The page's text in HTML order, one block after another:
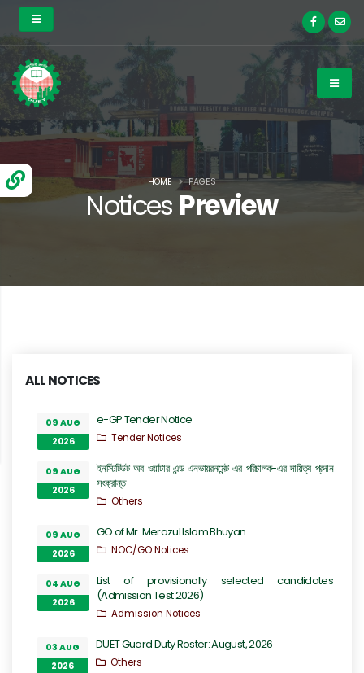
Notices Preview
HOME PAGES
ALL NOTICES
09 AUG
2026
e-GP Tender Notice
Tender Notices
09 AUG
2026
ইনস্টিটিউট অব ওয়াটার এন্ড এনভায়রনমেন্ট এর পরিচালক-এর দায়িত্ব প্রদান
সংক্রান্ত
Others
09 AUG
2026
GO of Mr. Merazul Islam Bhuyan
NOC/GO Notices
04 AUG
2026
List of provisionally selected candidates
(Admission Test 2026)
Admission Notices
03 AUG
2026
DUET Guard Duty Roster: August, 2026
Others